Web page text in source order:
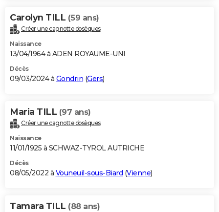
Carte de Noël
Carte Bonne année
Carte Saint-Valentin
Carte Pâques
Carte d'anniversaire
DICTIONNAIRE
Dictionnaire
Biographies
Citations
Expressions
Proverbes
PROGRAMME TV
S'inscrire
Se connecter
Lycées
Collèges
Primaires
Universités
Entreprises
Service militaire
Avis de recherche
AVIS DE DÉCÈS
Bricolage
Lifestyle
Culture
Sport
Auto
Television
Voyage
Cinema
Carolyn TILL (59 ans)
Créer une cagnotte obsèques
Naissance
13/04/1964 à ADEN ROYAUME-UNI
Décès
09/03/2024 à Gondrin (Gers)
Maria TILL (97 ans)
Créer une cagnotte obsèques
Naissance
11/01/1925 à SCHWAZ-TYROL AUTRICHE
Décès
08/05/2022 à Vouneuil-sous-Biard (Vienne)
Tamara TILL (88 ans)